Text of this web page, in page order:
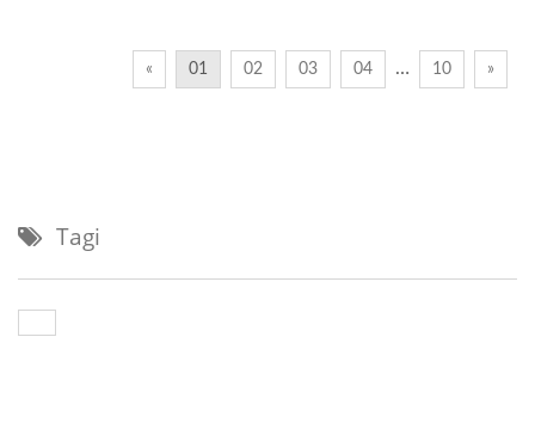
« 01 02 03 04 … 10 »
Tagi